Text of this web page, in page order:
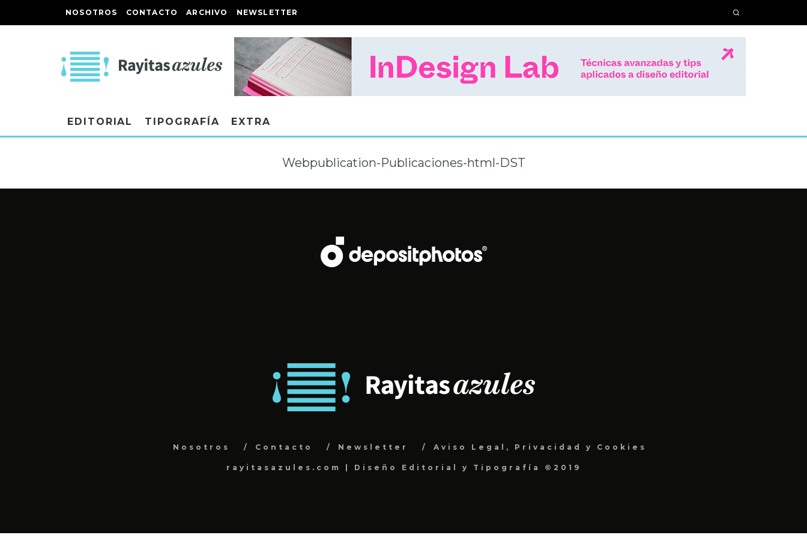
NOSOTROS CONTACTO ARCHIVO NEWSLETTER
EDITORIAL TIPOGRAFÍA EXTRA
Webpublication-Publicaciones-html-DST
Nosotros Contacto Newsletter Aviso Legal, Privacidad y Cookies
rayitasazules.com | Diseño Editorial y Tipografía ©2019